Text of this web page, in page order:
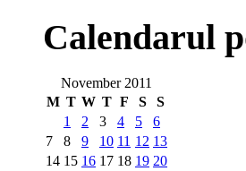
Calendarul
November 2011
M T W T F S
S
1
2 3 4 5
6
7
8 9 10 11 12 13
14 15 16 17 18 19 20